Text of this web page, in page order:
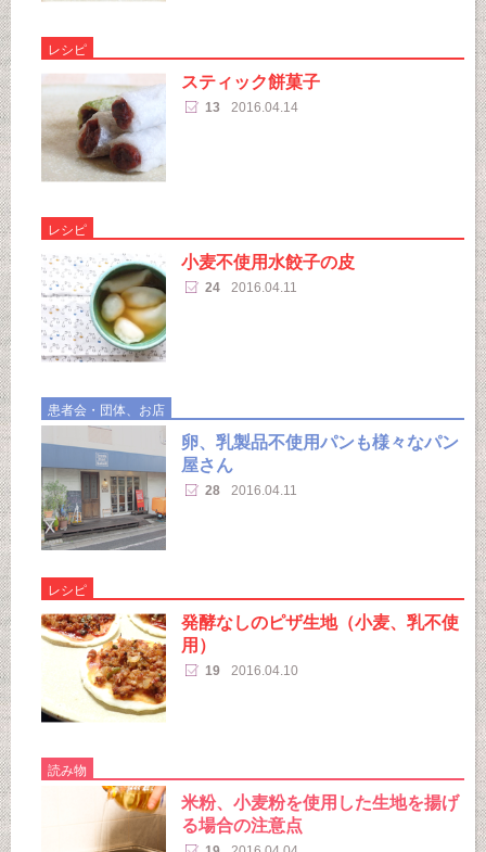
レシピ
スティック餅菓子
13 2016.04.14
レシピ
小麦不使用水餃子の皮
24 2016.04.11
患者会・団体、お店
卵、乳製品不使用パンも様々なパン
屋さん
28 2016.04.11
レシピ
発酵なしのピザ生地（小麦、乳不使
用）
19 2016.04.10
読み物
米粉、小麦粉を使用した生地を揚げ
る場合の注意点